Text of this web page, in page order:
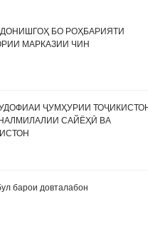
БО РОҲБАРИЯТИ
МАРКАЗИИ ЧИН
ҶУМҲУРИИ
САЙЁҲӢ ВА
барои довталабон